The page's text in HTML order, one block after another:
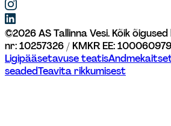
©2026AS Tallinna Vesi. Kõik
nr: 10257326 / KMKR EE: 100060979
Ligipääsetavuse teatis
seadedTeavita rikkumisest